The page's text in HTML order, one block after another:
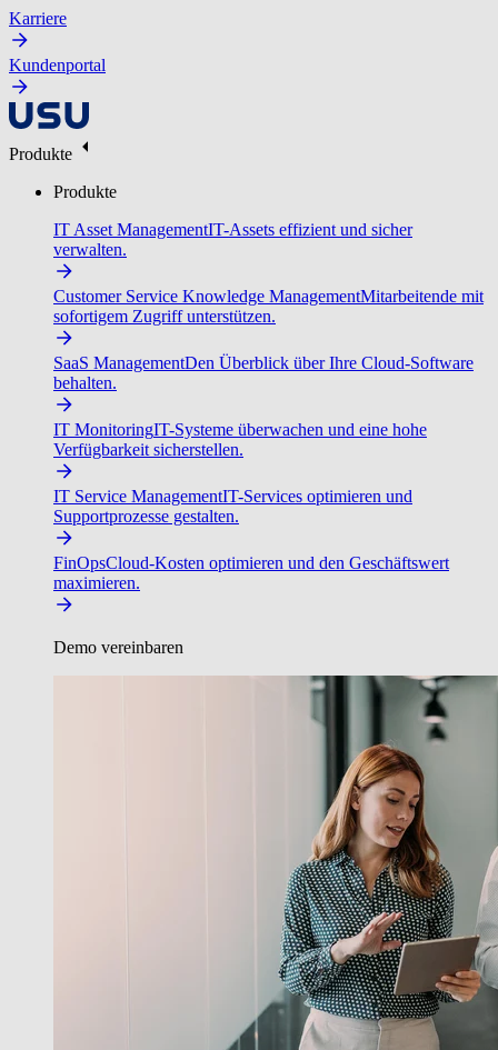
Karriere
Kundenportal
Produkte
Produkte
IT Asset ManagementIT-Assets effizient und sicher
verwalten.
Customer Service Knowledge ManagementMitarbeitende mit
sofortigem Zugriff unterstützen.
SaaS ManagementDen Überblick über Ihre Cloud-Software
behalten.
IT MonitoringIT-Systeme überwachen und eine hohe
Verfügbarkeit sicherstellen.
IT Service ManagementIT-Services optimieren und
Supportprozesse gestalten.
FinOpsCloud-Kosten optimieren und den Geschäftswert
maximieren.
Demo vereinbaren